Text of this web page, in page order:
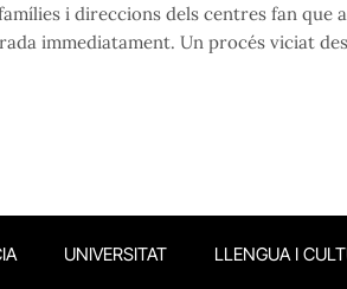
i direccions dels centres fan que
immediatament. Un procés viciat
UNIVERSITAT LLENGUA I